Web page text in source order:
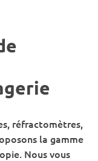
réfractomètres,
la gamme
Nous vous